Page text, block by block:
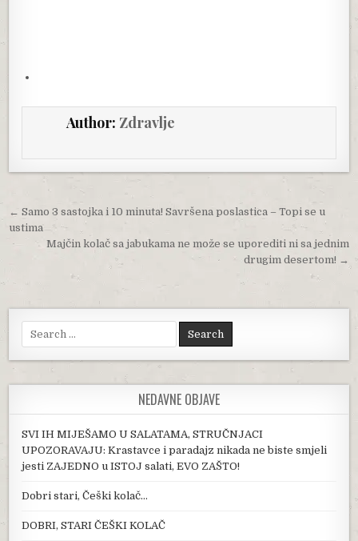
Author: Zdravlje
Post navigation
← Samo 3 sastojka i 10 minuta! Savršena poslastica – Topi se u
ustima
Majčin kolač sa jabukama ne može se uporediti ni sa jednim
drugim desertom! →
Search for:
NEDAVNE OBJAVE
SVI IH MIJEŠAMO U SALATAMA, STRUČNJACI
UPOZORAVAJU: Krastavce i paradajz nikada ne biste smjeli
jesti ZAJEDNO u ISTOJ salati, EVO ZAŠTO!
Dobri stari, Češki kolač…
DOBRI, STARI ČEŠKI KOLAČ